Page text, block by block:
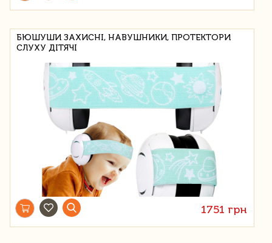
БЮШУШИ ЗАХИСНІ, НАВУШНИКИ, ПРОТЕКТОРИ
СЛУХУ ДІТЯЧІ
1751 грн